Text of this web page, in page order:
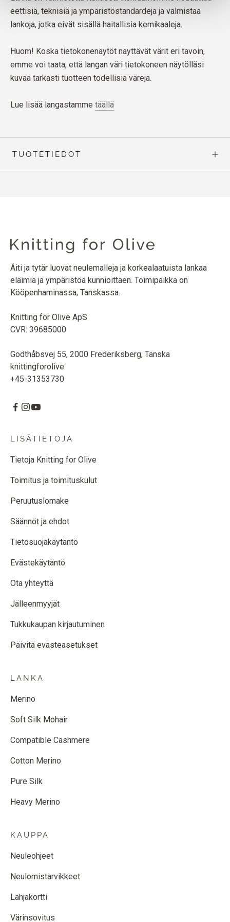
eettisiä, teknisiä ja ympäristöstandardeja ja valmistaa
lankoja, jotka eivät sisällä haitallisia kemikaaleja.
Huom! Koska tietokonenäytöt näyttävät värit eri tavoin,
emme voi taata, että langan väri tietokoneen näytölläsi
kuvaa tarkasti tuotteen todellisia värejä.
Lue lisää langastamme täällä
TUOTETIEDOT
Äiti ja tytär luovat neulemalleja ja korkealaatuista lankaa
eläimiä ja ympäristöä kunnioittaen. Toimipaikka on
Kööpenhaminassa, Tanskassa.
Knitting for Olive ApS
CVR: 39685000
Godthåbsvej 55, 2000 Frederiksberg, Tanska
knittingforolive
+45-31353730
LISÄTIETOJA
Tietoja Knitting for Olive
Toimitus ja toimituskulut
Peruutuslomake
Säännöt ja ehdot
Tietosuojakäytäntö
Evästekäytäntö
Ota yhteyttä
Jälleenmyyjät
Tukkukaupan kirjautuminen
Päivitä evästeasetukset
LANKA
Merino
Soft Silk Mohair
Compatible Cashmere
Cotton Merino
Pure Silk
Heavy Merino
KAUPPA
Neuleohjeet
Neulomistarvikkeet
Lahjakortti
Värinsovitus